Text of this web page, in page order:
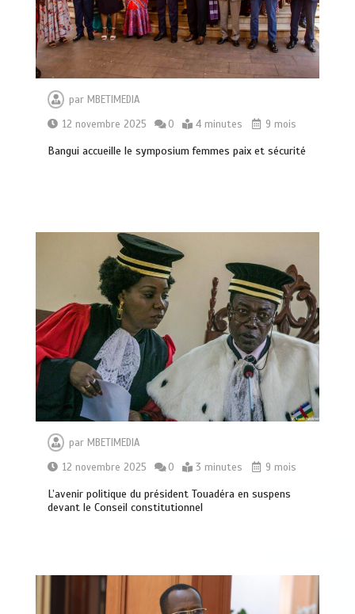
parMBETIMEDIA
12 novembre 2025
0 4 minutes 9 mois
Bangui accueille le symposium femmes paix et sécurité
par MBETIMEDIA
12 novembre 2025
0 3 minutes 9 mois
L’avenir politique du président Touadéra en suspens
devant le Conseil constitutionnel